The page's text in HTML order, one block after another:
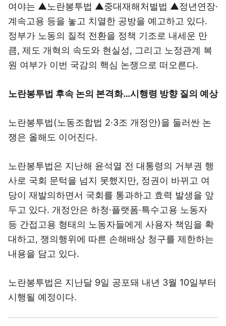
여야는 ▲노란봉투법 ▲중대재해처벌법 ▲정년연장·
계속고용 등을 놓고 치열한 공방을 예고하고 있다.
정부가 노동의 질적 전환을 정책 기조로 내세운 만
큼, 제도 개혁의 속도와 현실성, 그리고 노정관계 복
원 여부가 이번 국감의 핵심 논쟁으로 떠오른다.
노란봉투법 후속 논의 본격화…시행령 방향 질의 예상
노란봉투법(노동조합법 2·3조 개정안)을 둘러싼 논
쟁은 올해도 이어진다.
노란봉투법은 지난해 윤석열 전 대통령의 거부권 행
사로 국회 문턱을 넘지 못했지만, 정권이 바뀌고 여
당이 재발의하면서 국회를 통과하고 효력 발생을 앞
두고 있다. 개정안은 하청·플랫폼·특수고용 노동자
등 간접고용 형태의 노동자들에게 사용자 책임을 확
대하고, 쟁의행위에 따른 손해배상 청구를 제한하는
내용을 담고 있다.
노란봉투법은 지난달 9일 공포돼 내년 3월 10일부터
시행될 예정이다.